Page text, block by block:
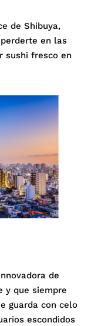
de Shibuya,
en las
sushi fresco en
de
y que siempre
guarda con celo
escondidos